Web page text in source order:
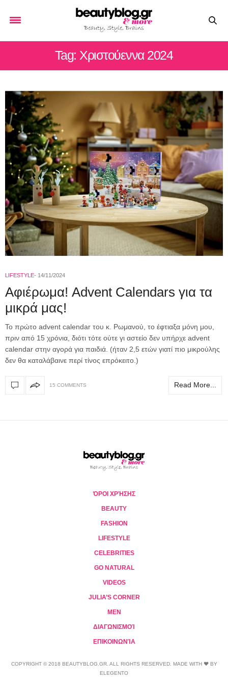
Tag: Χριστούεννα 2024
LIFESTYLE 14/11/2024
Αφιέρωμα! Advent Calendars για τα
μικρά μας!
To πρώτο advent calendar του κ. Ρωμανού, το έφτιαξα μόνη μου,
πριν από 15 χρόνια, διότι τότε ούτε γι αστείο δεν υπήρχε advent
calendar στην αγορά για παιδιά. (ήταν 2,5 ετών γιατί πιο μικρούλης
δεν θα καταλάβαινε περί τίνος επρόκειτο.)
15 COMMENTS Read More...
ΌΡΟΙ ΧΡΉΣΗΣ
BEAUTY
FASHION
LIFESTYLE
CELEBRITIES
GO NATURAL
VIDEOS
JULIA’S CORNER
MEN
ΔΙΑΓΩΝΙΣΜΟΊ
ΕΠΙΚΟΙΝΩΝΊΑ
COPYRIGHT © 2018 BEAUTYBLOG.GR. ALL RIGHTS RESERVED. MADE WITH ❤ BY
ELEGENTO